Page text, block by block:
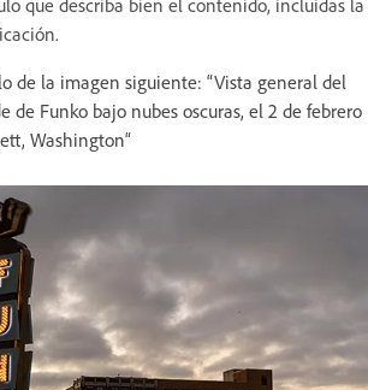
que describa bien el contenido, incluidas la
de la imagen siguiente: “Vista general del
de Funko bajo nubes oscuras, el 2 de febrero
Washington“